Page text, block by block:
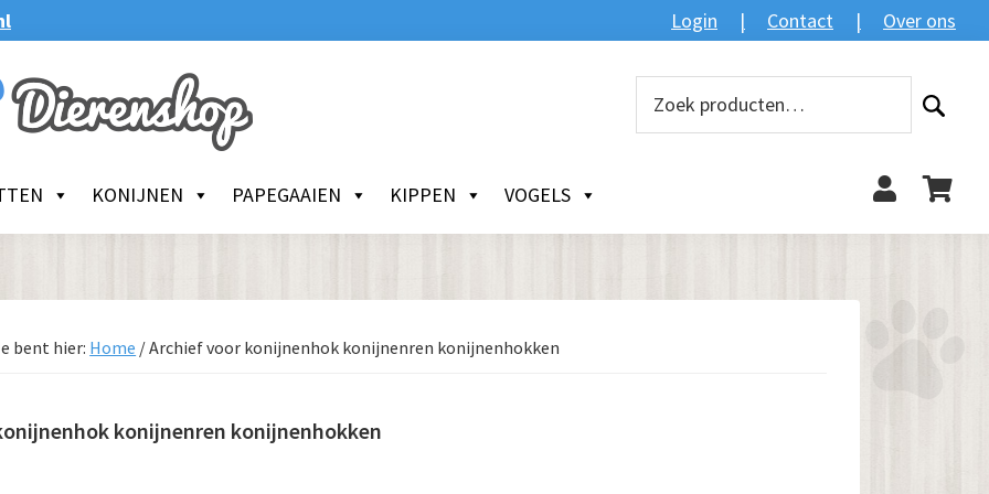
Login Contact Over ons
KONIJNEN PAPEGAAIEN KIPPEN VOGELS
Zoeken
bent hier: Home /Archief voor konijnenhok konijnenren konijnenhokken
konijnenren konijnenhokken